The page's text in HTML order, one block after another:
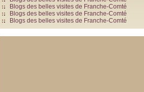
Blogs des belles visites de Franche-Comté
Blogs des belles visites de Franche-Comté
Blogs des belles visites de Franche-Comté